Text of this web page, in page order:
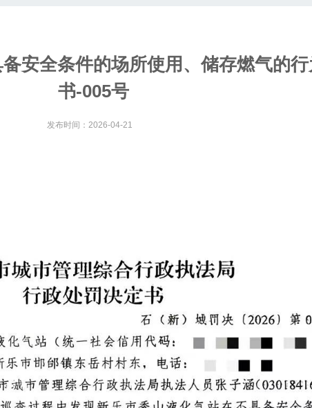
安全条件的场所使用、储存燃气的
书-005号
发布时间：2026-04-21